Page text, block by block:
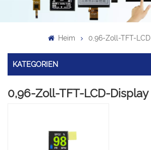
Heim 0,96-Zoll-TFT-
KATEGORIEN
0,96-Zoll-TFT-LCD-Display